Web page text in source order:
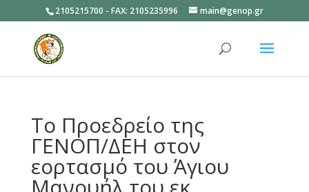
2105215700 - FAX: 2105235996 main@genop.gr
Το Προεδρείο της
ΓΕΝΟΠ/ΔΕΗ στον
εορτασμό του Άγιου